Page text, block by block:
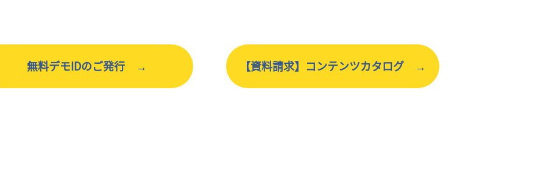
無料デモIDのご発行 → 【資料請求】コンテンツカタログ →